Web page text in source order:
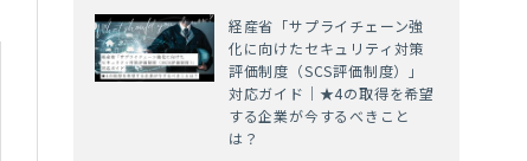
経産省「サプライチェーン強
化に向けたセキュリティ対策
評価制度（SCS評価制度）」
対応ガイド｜★4の取得を希望
する企業が今するべきこと
は？